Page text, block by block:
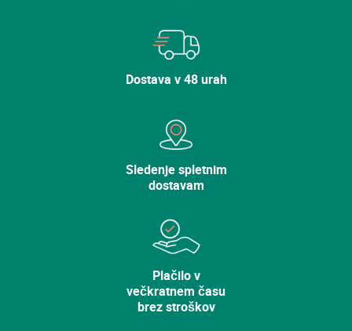
Dostava v 48 urah
Sledenje spletnim
dostavam
Plačilo v
večkratnem času
brez stroškov